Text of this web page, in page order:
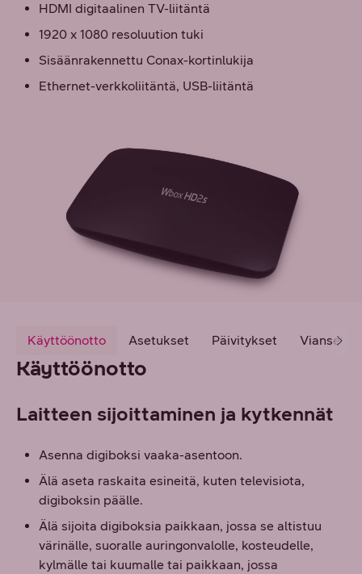
HDMI digitaalinen TV-liitäntä
1920 x 1080 resoluution tuki
Sisäänrakennettu Conax-kortinlukija
Ethernet-verkkoliitäntä, USB-liitäntä
Käyttöönotto Asetukset Päivitykset
Käyttöönotto
Laitteen sijoittaminen ja kytkennät
Asenna digiboksi vaaka-asentoon.
Älä aseta raskaita esineitä, kuten televisiota,
digiboksin päälle.
Älä sijoita digiboksia paikkaan, jossa se altistuu
värinälle, suoralle auringonvalolle, kosteudelle,
kylmälle tai kuumalle tai paikkaan, jossa